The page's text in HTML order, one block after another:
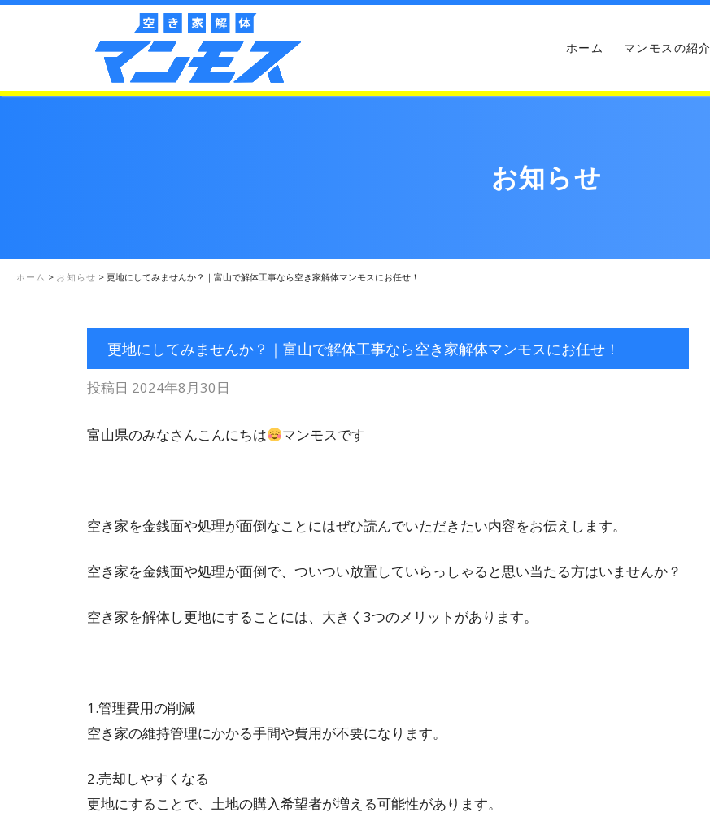
ホーム マンモスの紹介
お知らせ
ホーム > お知らせ > 更地にしてみませんか？｜富山で解体工事なら空き家解体マンモスにお任せ！
更地にしてみませんか？｜富山で解体工事なら空き家解体マンモスにお任せ！
投稿日 2024年8月30日
富山県のみなさんこんにちは マンモスです
空き家を金銭面や処理が面倒なことにはぜひ読んでいただきたい内容をお伝えします。
空き家を金銭面や処理が面倒で、ついつい放置していらっしゃると思い当たる方はいませんか？
空き家を解体し更地にすることには、大きく3つのメリットがあります。
1.管理費用の削減
空き家の維持管理にかかる手間や費用が不要になります。
2.売却しやすくなる
更地にすることで、土地の購入希望者が増える可能性があります。